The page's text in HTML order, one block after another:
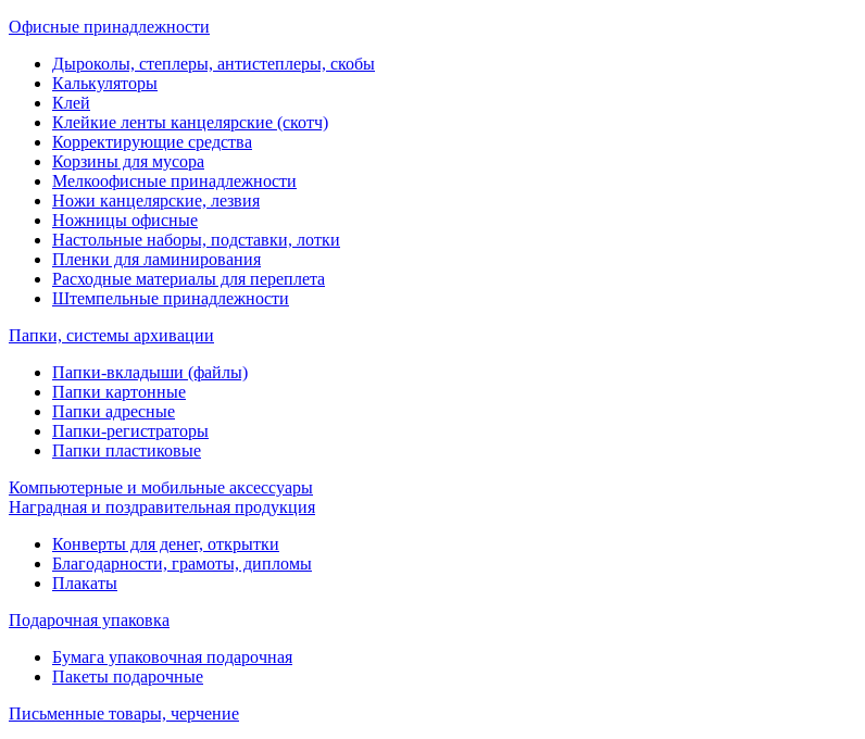
Офисные принадлежности
Дыроколы, степлеры, антистеплеры, скобы
Калькуляторы
Клей
Клейкие ленты канцелярские (скотч)
Корректирующие средства
Корзины для мусора
Мелкоофисные принадлежности
Ножи канцелярские, лезвия
Ножницы офисные
Настольные наборы, подставки, лотки
Пленки для ламинирования
Расходные материалы для переплета
Штемпельные принадлежности
Папки, системы архивации
Папки-вкладыши (файлы)
Папки картонные
Папки адресные
Папки-регистраторы
Папки пластиковые
Компьютерные и мобильные аксессуары
Наградная и поздравительная продукция
Конверты для денег, открытки
Благодарности, грамоты, дипломы
Плакаты
Подарочная упаковка
Бумага упаковочная подарочная
Пакеты подарочные
Письменные товары, черчение